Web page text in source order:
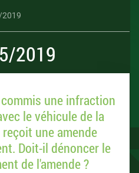
2019
2019
commis une infraction
le véhicule de la
une amende
Doit-il dénoncer le
de l'amende ?